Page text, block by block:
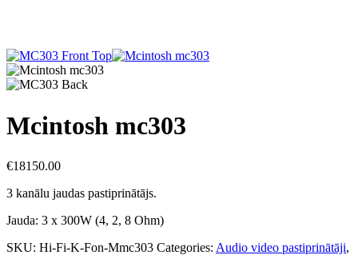
Mcintosh mc303
€18150.00
3 kanālu jaudas pastiprinātājs.
Jauda: 3 x 300W (4, 2, 8 Ohm)
SKU: Hi-Fi-K-Fon-Mmc303 Categories: Audio video pastiprinātāji,